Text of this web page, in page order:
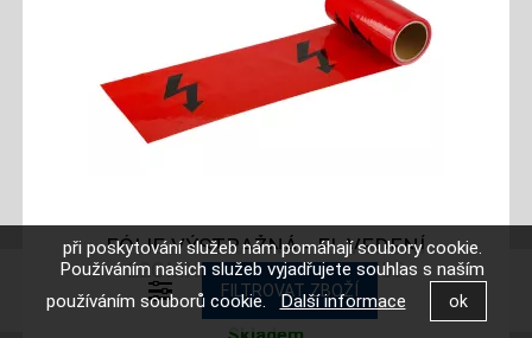
FÓLIE VÝSTRAŽNÁ - EL.VEDENÍ
22CMX20MX0,07MM 38955
při poskytování služeb nám pomáhají soubory cookie.
Používáním našich služeb vyjadřujete souhlas s naším
používáním souborů cookie.Další informace